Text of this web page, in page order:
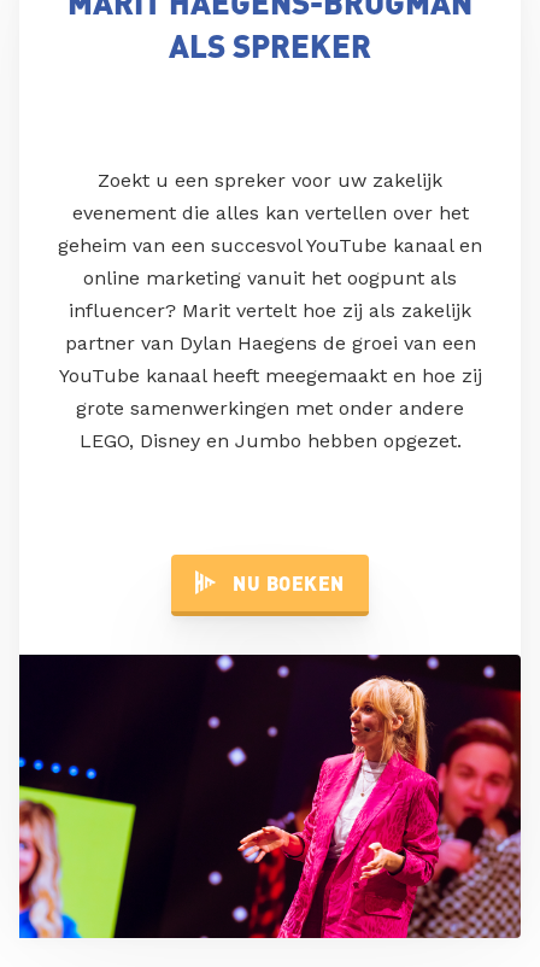
ALS SPREKER
Zoekt u een spreker voor uw zakelijk
evenement die alles kan vertellen over het
geheim van een succesvol YouTube kanaal en
online marketing vanuit het oogpunt als
influencer? Marit vertelt hoe zij als zakelijk
partner van Dylan Haegens de groei van een
YouTube kanaal heeft meegemaakt en hoe zij
grote samenwerkingen met onder andere
LEGO, Disney en Jumbo hebben opgezet.
NU BOEKEN